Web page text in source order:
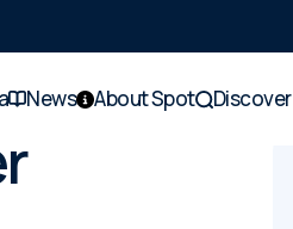
News About Spot Discover